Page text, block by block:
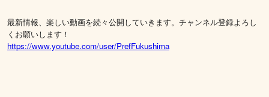
最新情報、楽しい動画を続々公開していきます。チャンネル登録よろし
くお願いします！
https://www.youtube.com/user/PrefFukushima